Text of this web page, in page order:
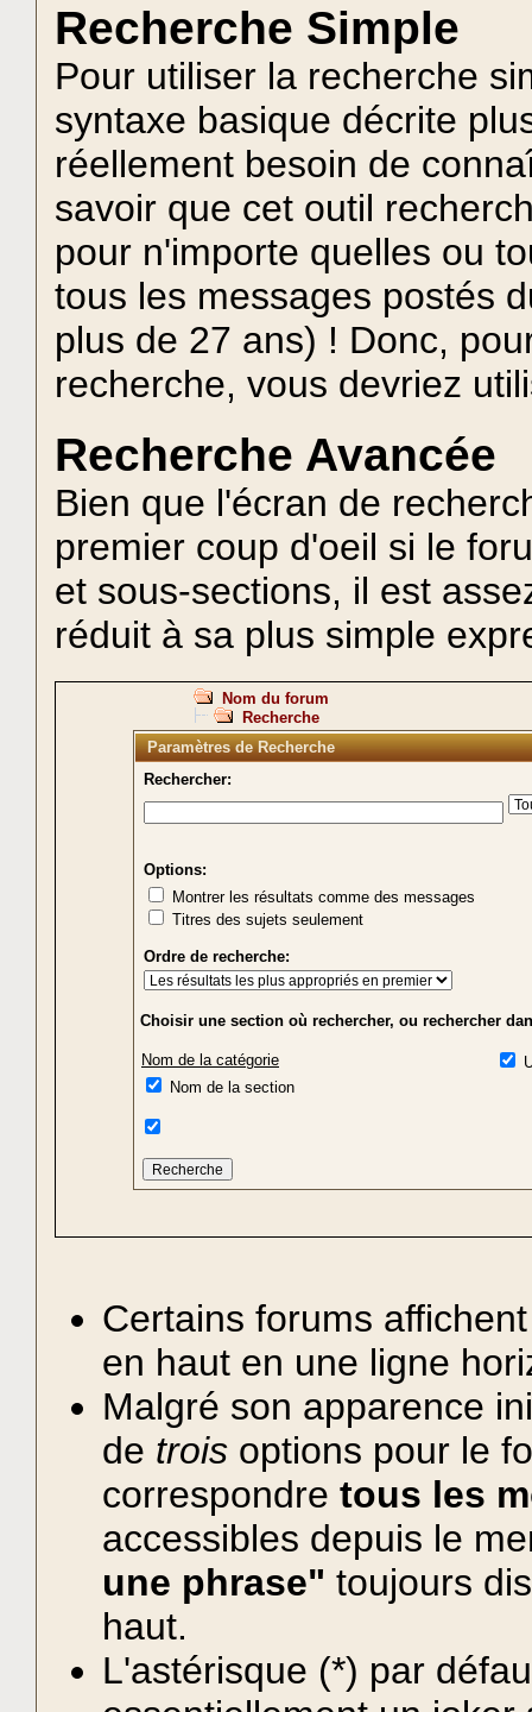
Recherche Simple
Pour utiliser la recherche
syntaxe basique décrite
réellement besoin de
savoir que cet outil
pour n'importe quelles ou
tous les messages postés
plus de 27 ans) ! Donc,
recherche, vous devriez
Recherche Avancée
Bien que l'écran de
premier coup d'oeil si le
et sous-sections, il est
réduit à sa plus simple
Nom du forum
Recherche
Paramètres de Recherche
Rechercher:
Options:
Montrer les résultats comme des messages
Titres des sujets seulement
Ordre de recherche:
Choisir une section où rechercher, ou rechercher
Nom de la catégorie
Nom de la section
Certains forums
en haut en une ligne
Malgré son apparence
de troisoptions pour le
correspondre tous les
accessibles depuis le
une phrase" toujours
haut.
L'astérisque (*) par